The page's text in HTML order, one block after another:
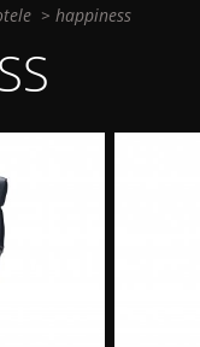
> happiness